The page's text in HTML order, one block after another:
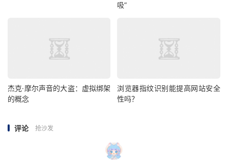
吸”
杰克·摩尔声音的大盗：虚拟绑架
的概念
浏览器指纹识别能提高网站安全
性吗？
评论 抢沙发